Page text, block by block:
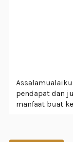
pendapat dan
manfaat buat